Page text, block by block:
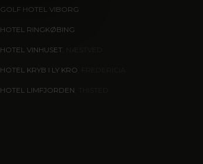
GOLF HOTEL VIBORG
HOTEL RINGKØBING
HOTEL VINHUSET
HOTEL KRYB I LY KRO
HOTEL LIMFJORDEN